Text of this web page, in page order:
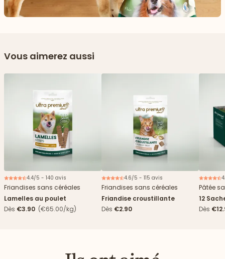
Vous aimerez aussi
4.4/5 - 140 avis
Friandises sans céréales
Lamelles au poulet
Dès €3.90 (€65.00/kg)
4.6/5 - 115 avis
Friandises sans céréales
Friandise croustillante
Dès €2.90
Pâtée
12
Dès